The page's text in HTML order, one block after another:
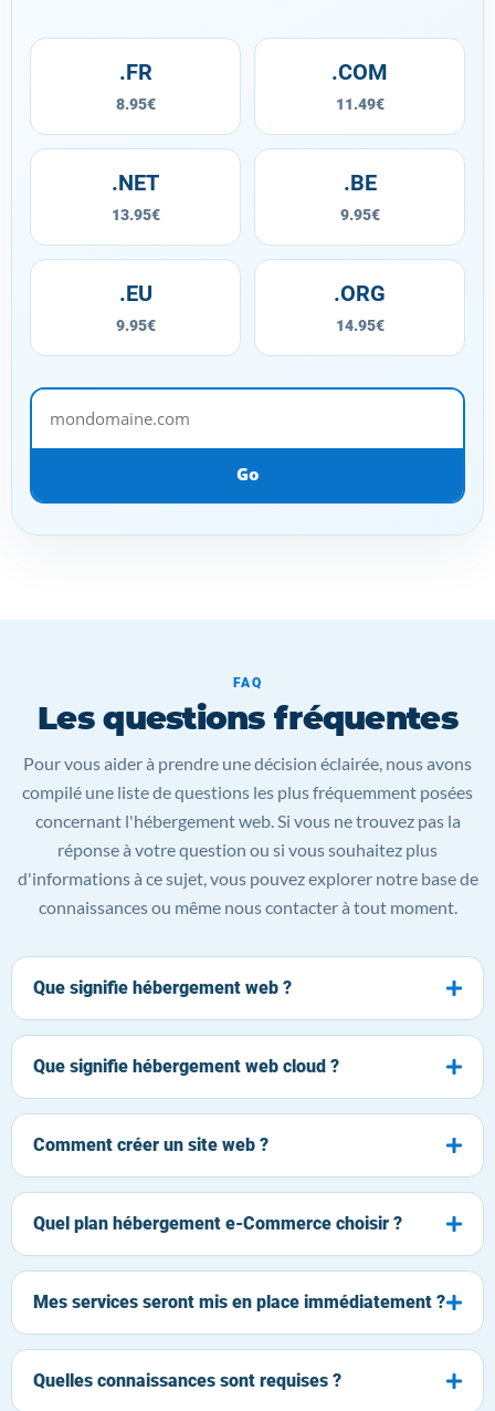
.FR
8.95€
.COM
11.49€
.NET
13.95€
.BE
9.95€
.EU
9.95€
.ORG
14.95€
mondomaine.com
Go
FAQ
Les questions fréquentes
Pour vous aider à prendre une décision éclairée, nous avons
compilé une liste de questions les plus fréquemment posées
concernant l'hébergement web. Si vous ne trouvez pas la
réponse à votre question ou si vous souhaitez plus
d'informations à ce sujet, vous pouvez explorer notre base de
connaissances ou même nous contacter à tout moment.
Que signifie hébergement web ?
Que signifie hébergement web cloud ?
Comment créer un site web ?
Quel plan hébergement e-Commerce choisir ?
Mes services seront mis en place immédiatement ?
Quelles connaissances sont requises ?